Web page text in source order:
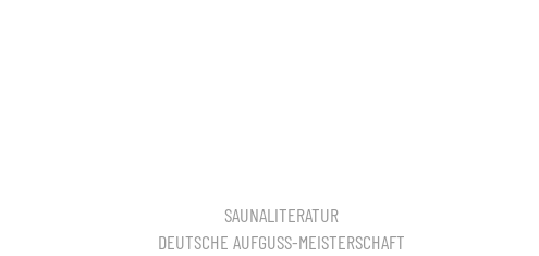
SAUNALITERATUR
DEUTSCHE AUFGUSS-MEISTERSCHAFT